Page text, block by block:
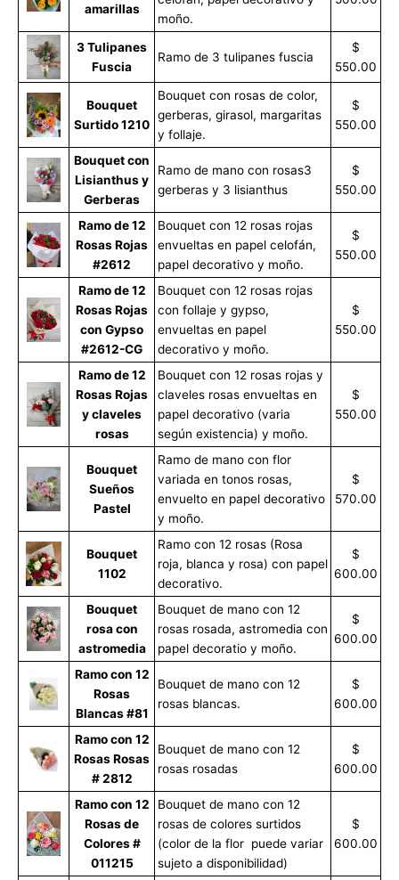
amarillas
moño.
3 Tulipanes
Fuscia
Ramo de 3 tulipanes fuscia
$
550.00
Bouquet
Surtido 1210
Bouquet con rosas de color,
gerberas, girasol, margaritas
y follaje.
$
550.00
Bouquet con
Lisianthus y
Gerberas
Ramo de mano con rosas3
gerberas y 3 lisianthus
$
550.00
Ramo de 12
Rosas Rojas
#2612
Bouquet con 12 rosas rojas
envueltas en papel celofán,
papel decorativo y moño.
$
550.00
Ramo de 12
Rosas Rojas
con Gypso
#2612-CG
Bouquet con 12 rosas rojas
con follaje y gypso,
envueltas en papel
decorativo y moño.
$
550.00
Ramo de 12
Rosas Rojas
y claveles
rosas
Bouquet con 12 rosas rojas y
claveles rosas envueltas en
papel decorativo (varia
según existencia) y moño.
$
550.00
Bouquet
Sueños
Pastel
Ramo de mano con flor
variada en tonos rosas,
envuelto en papel decorativo
y moño.
$
570.00
Bouquet
1102
Ramo con 12 rosas (Rosa
roja, blanca y rosa) con papel
decorativo.
$
600.00
Bouquet
rosa con
astromedia
Bouquet de mano con 12
rosas rosada, astromedia con
papel decoratio y moño.
$
600.00
Ramo con 12
Rosas
Blancas #81
Bouquet de mano con 12
rosas blancas.
$
600.00
Ramo con 12
Rosas Rosas
# 2812
Bouquet de mano con 12
rosas rosadas
$
600.00
Ramo con 12
Rosas de
Colores #
011215
Bouquet de mano con 12
rosas de colores surtidos
(color de la flor puede variar
sujeto a disponibilidad)
$
600.00